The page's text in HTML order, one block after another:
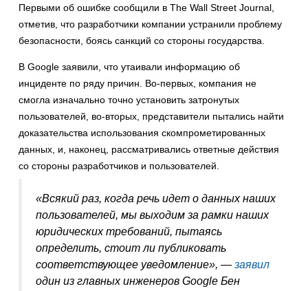
Первыми об ошибке сообщили в The Wall Street Journal,
отметив, что разработчики компании устранили проблему
безопасности, боясь санкций со стороны государства.
В Google заявили, что утаивали информацию об
инциденте по ряду причин. Во-первых, компания не
смогла изначально точно установить затронутых
пользователей, во-вторых, представители пытались найти
доказательства использования скомпрометированных
данных, и, наконец, рассматривались ответные действия
со стороны разработчиков и пользователей.
«Всякий раз, когда речь идет о данных наших
пользователей, мы выходим за рамки наших
юридических требований, пытаясь
определить, стоит ли публиковать
соответствующее уведомление», — заявил
один из главных инженеров Google Бен